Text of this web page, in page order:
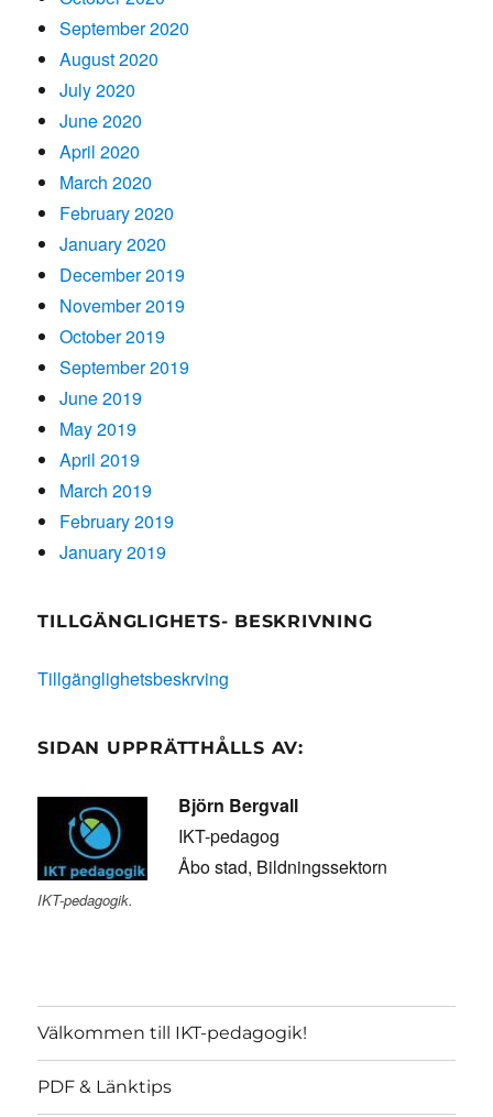
September 2020
August 2020
July 2020
June 2020
April 2020
March 2020
February 2020
January 2020
December 2019
November 2019
October 2019
September 2019
June 2019
May 2019
April 2019
March 2019
February 2019
January 2019
TILLGÄNGLIGHETS- BESKRIVNING
Tillgänglighetsbeskrving
SIDAN UPPRÄTTHÅLLS AV:
IKT-pedagogik.
Björn Bergvall
IKT-pedagog
Åbo stad, Bildningssektorn
Välkommen till IKT-pedagogik!
PDF & Länktips